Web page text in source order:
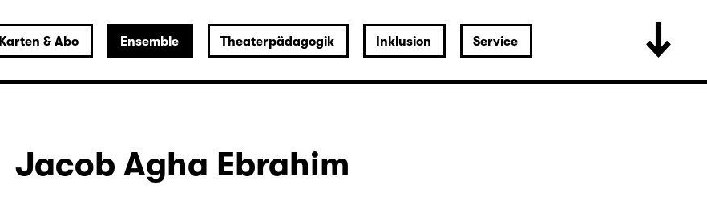
Karten & Abo Ensemble Theaterpädagogik Inklusion Service
Jacob Agha Ebrahim